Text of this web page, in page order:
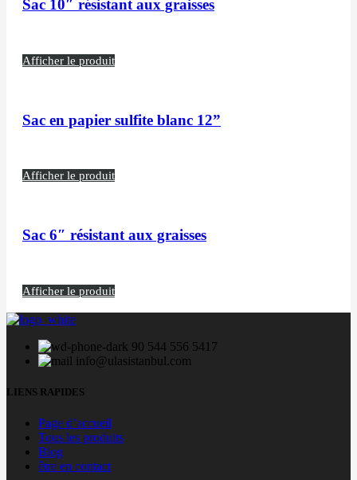
Sac 10″ résistant aux graisses
Afficher le produit
Sac en papier sulfite blanc 12”
Afficher le produit
Sac 6″ résistant aux graisses
Afficher le produit
90 544 556 5417
info@ulasistanbul.com
LIENS RAPIDES
Page d’accueil
Tous les produits
Blog
être en contact